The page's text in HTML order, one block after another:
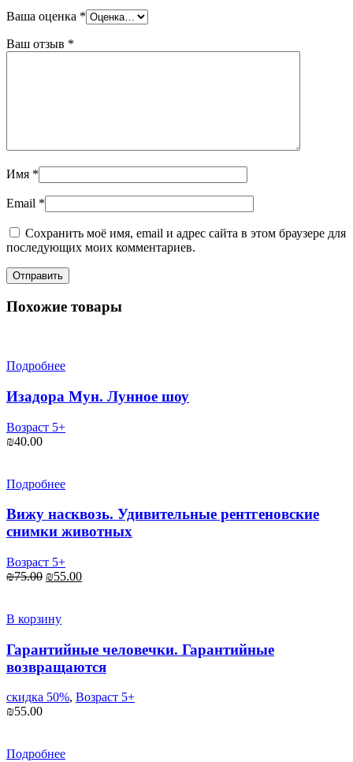
Ваша оценка *
Ваш отзыв *
Имя *
Email *
Сохранить моё имя, email и адрес сайта в этом браузере для
последующих моих комментариев.
Похожие товары
Подробнее
Изадора Мун. Лунное шоу
Возраст 5+
₪40.00
Подробнее
Вижу насквозь. Удивительные рентгеновские
снимки животных
Возраст 5+
₪75.00 Первоначальная
₪75.00.
₪55.00Текущая
В корзину
Гарантийные человечки. Гарантийные
возвращаются
скидка 50%, Возраст 5+
₪55.00
Подробнее